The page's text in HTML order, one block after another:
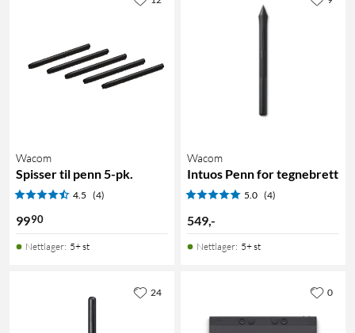
Wacom
Spisser til penn 5-pk.
4.5 (4)
9990
Nettlager: 5+ st
Wacom
Intuos Penn for tegnebrett
5.0 (4)
549,-
Nettlager: 5+ st
24 0